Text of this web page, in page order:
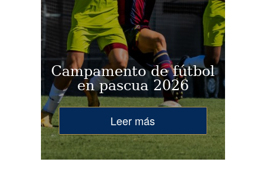
Campamento de fútbol
en pascua 2026
Leer más